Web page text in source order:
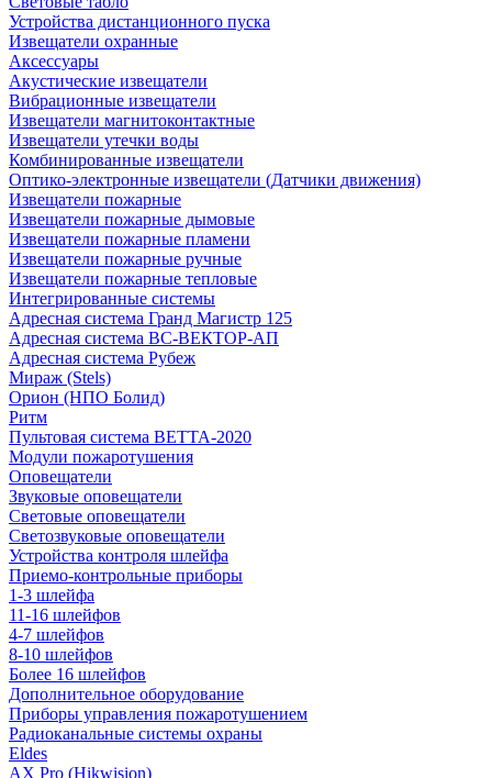
Устройства дистанционного пуска
Извещатели охранные
Аксессуары
Акустические извещатели
Вибрационные извещатели
Извещатели магнитоконтактные
Извещатели утечки воды
Комбинированные извещатели
Оптико-электронные извещатели (Датчики движения)
Извещатели пожарные
Извещатели пожарные дымовые
Извещатели пожарные пламени
Извещатели пожарные ручные
Извещатели пожарные тепловые
Интегрированные системы
Адресная система Гранд Магистр 125
Адресная система ВС-ВЕКТОР-АП
Адресная система Рубеж
Мираж (Stels)
Орион (НПО Болид)
Ритм
Пультовая система ВЕТТА-2020
Модули пожаротушения
Оповещатели
Звуковые оповещатели
Световые оповещатели
Светозвуковые оповещатели
Устройства контроля шлейфа
Приемо-контрольные приборы
1-3 шлейфа
11-16 шлейфов
4-7 шлейфов
8-10 шлейфов
Более 16 шлейфов
Дополнительное оборудование
Приборы управления пожаротушением
Радиоканальные системы охраны
Eldes
AX Pro (Hikwision)